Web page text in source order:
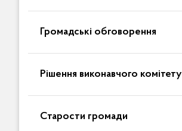
Громадські обговорення
Рішення виконавчого комітету
Старости громади